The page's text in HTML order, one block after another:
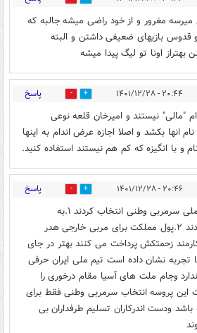
میرسه مغرور و از خود راضی میشه جالبه که
قدوس بازیهای ضعیفی داشتن و البته
بهتراز اونا تو لیگ پیدا میشه
۲۰:۴۴ - ۱۴۰۱/۱۲/۲۸ 4 پاسخ
"مالی" نیستند و امیرخان قلعه نوعی
انها بکشد و اصلا اجازه عرض اندام به اینها
و با انگیزه که کم هم نیستند استفاده کنید.
۲۰:۴۶ - ۱۴۰۱/۱۲/۲۸ 2 پاسخ
درودها برآنهایی که برتیم ملی سرمربی وطنی انتخاب کردند ۱.به
پیشکسوتان مملکت بها دادند ۲.پول مملکت برای مربی خارجی هدر
زحمتکش پرداخت می کنند بهتر در جای
شود. ۳.سالها تجربه نشان داده است تیم ملی ایران حرفی
وجام ملت های آسیا مقام درخوری را
۴.امیداست این پروسه انتخاب سرمربی وطنی فقط برای
باشد ودست اندرکاران تسلیم طرفداران بی